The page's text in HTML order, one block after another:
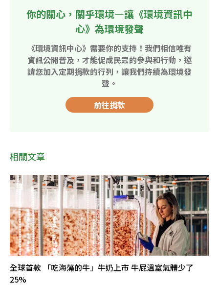
你的關心，關乎環境—讓《環境資訊中
心》為環境發聲
《環境資訊中心》需要你的支持！我們相信唯有
資訊公開普及，才能促成民眾的參與和行動，邀
請您加入定期捐款的行列，讓我們持續為環境發
聲。
前往捐款
相關文章
全球首款 「吃海藻的牛」牛奶上市 牛屁溫室氣體少了
25%